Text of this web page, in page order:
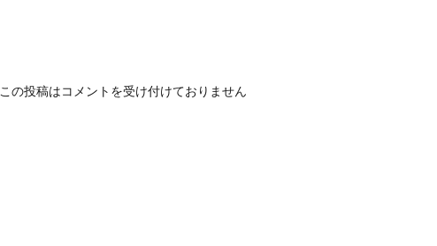
この投稿はコメントを受け付けておりません